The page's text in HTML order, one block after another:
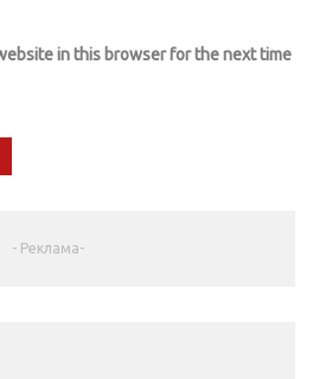
in this browser for the next time
- Реклама-